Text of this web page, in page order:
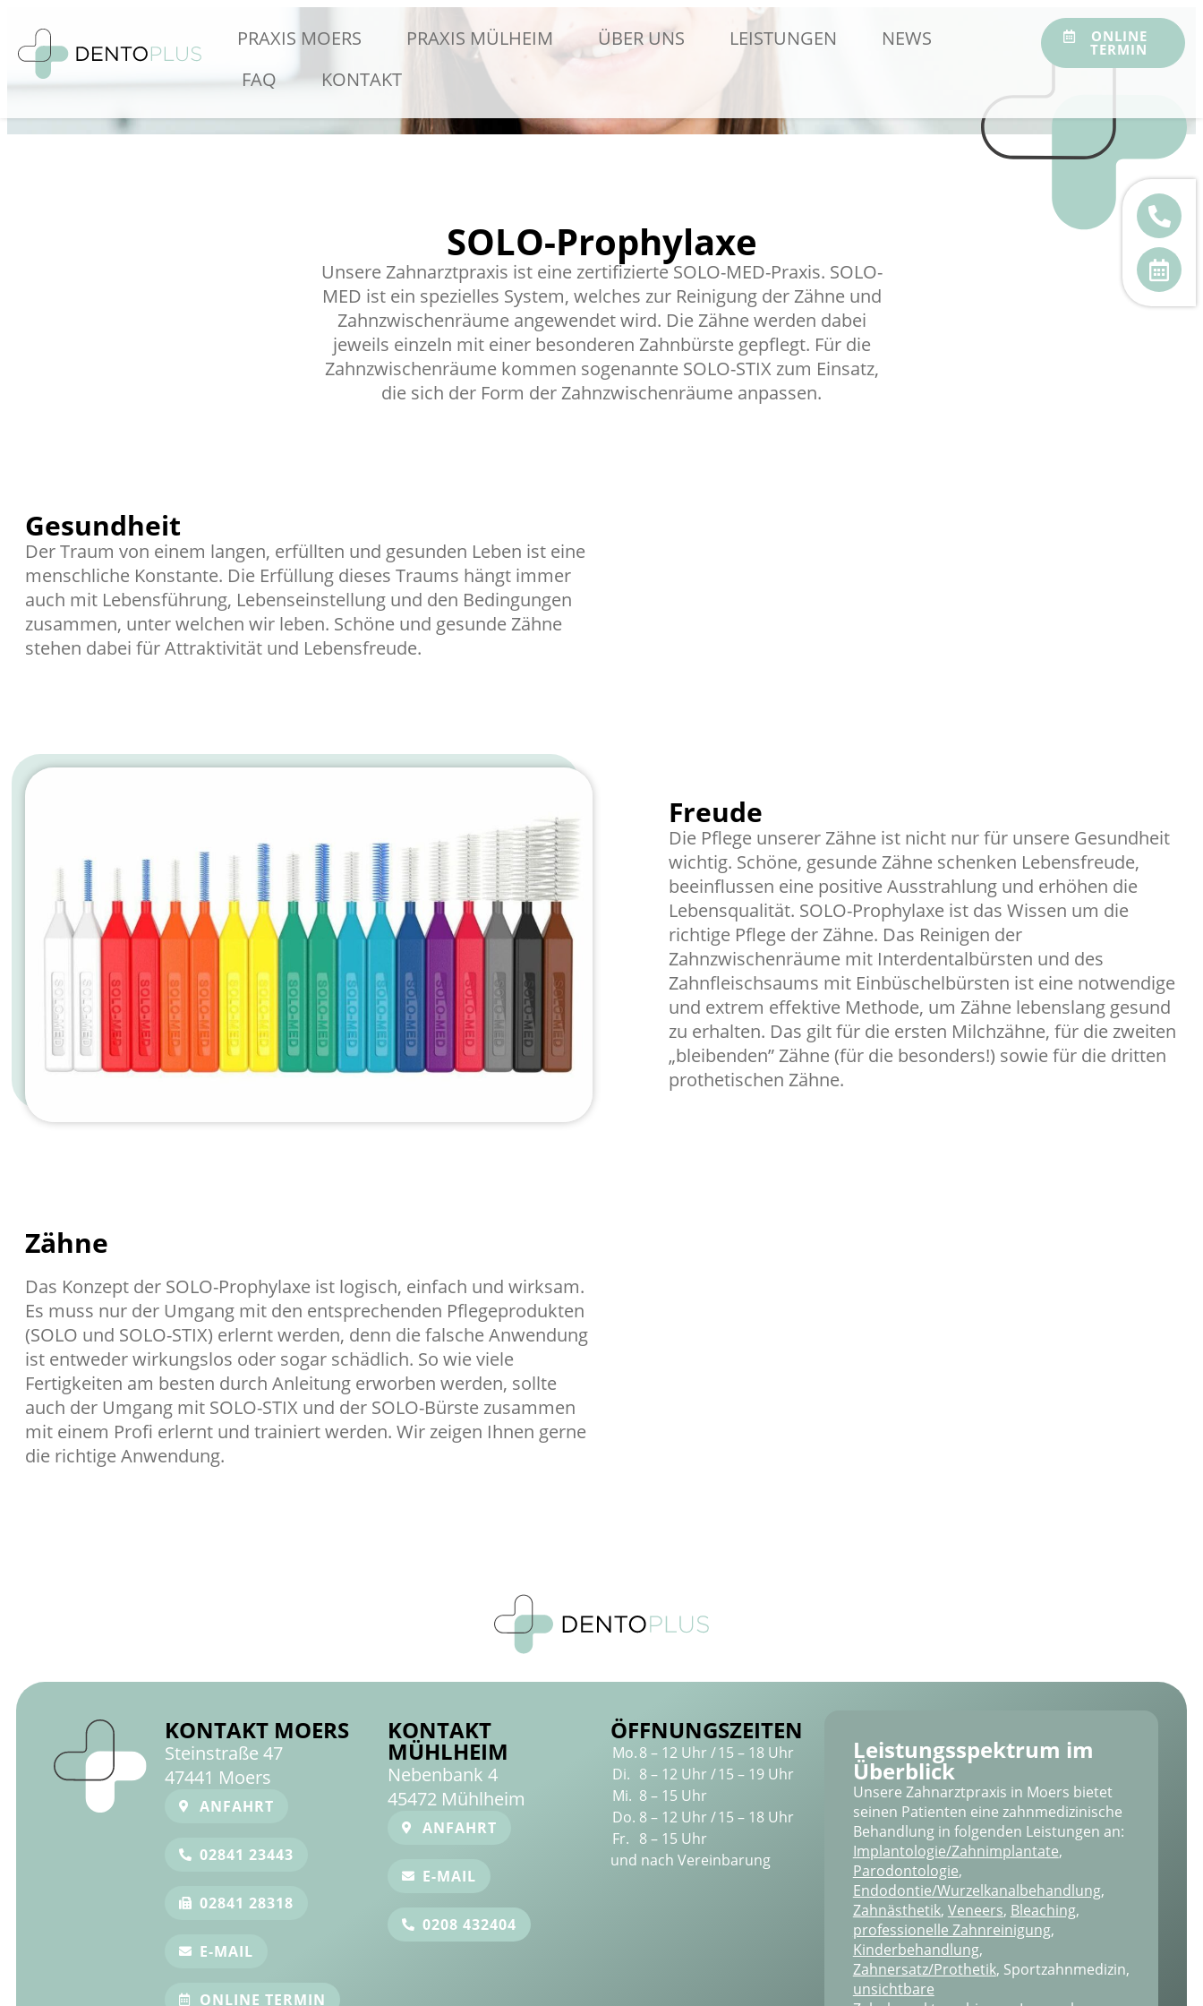
PRAXIS MOERS PRAXIS MÜLHEIM ÜBER UNS LEISTUNGEN
NEWS
FAQ
KONTAKT
ONLINE
TERMIN
SOLO-Prophylaxe
Unsere Zahnarztpraxis ist eine zertifizierte SOLO-MED-Praxis. SOLO-
MED ist ein spezielles System, welches zur Reinigung der Zähne und
Zahnzwischenräume angewendet wird. Die Zähne werden dabei
jeweils einzeln mit einer besonderen Zahnbürste gepflegt. Für die
Zahnzwischenräume kommen sogenannte SOLO-STIX zum Einsatz,
die sich der Form der Zahnzwischenräume anpassen.
Gesundheit
Der Traum von einem langen, erfüllten und gesunden Leben ist eine
menschliche Konstante. Die Erfüllung dieses Traums hängt immer
auch mit Lebensführung, Lebenseinstellung und den Bedingungen
zusammen, unter welchen wir leben. Schöne und gesunde Zähne
stehen dabei für Attraktivität und Lebensfreude.
Freude
Die Pflege unserer Zähne ist nicht nur für unsere Gesundheit
wichtig. Schöne, gesunde Zähne schenken Lebensfreude,
beeinflussen eine positive Ausstrahlung und erhöhen die
Lebensqualität. SOLO-Prophylaxe ist das Wissen um die
richtige Pflege der Zähne. Das Reinigen der
Zahnzwischenräume mit Interdentalbürsten und des
Zahnfleischsaums mit Einbüschelbürsten ist eine notwendige
und extrem effektive Methode, um Zähne lebenslang gesund
zu erhalten. Das gilt für die ersten Milchzähne, für die zweiten
„bleibenden” Zähne (für die besonders!) sowie für die dritten
prothetischen Zähne.
Zähne
Das Konzept der SOLO-Prophylaxe ist logisch, einfach und wirksam.
Es muss nur der Umgang mit den entsprechenden Pflegeprodukten
(SOLO und SOLO-STIX) erlernt werden, denn die falsche Anwendung
ist entweder wirkungslos oder sogar schädlich. So wie viele
Fertigkeiten am besten durch Anleitung erworben werden, sollte
auch der Umgang mit SOLO-STIX und der SOLO-Bürste zusammen
mit einem Profi erlernt und trainiert werden. Wir zeigen Ihnen gerne
die richtige Anwendung.
KONTAKT MOERS
Steinstraße 47
47441 Moers
ANFAHRT
02841 23443
02841 28318
E-MAIL
ONLINE TERMIN
KONTAKT
MÜHLHEIM
Nebenbank 4
45472 Mühlheim
ANFAHRT
E-MAIL
0208 432404
ÖFFNUNGSZEITEN
Mo.8 – 12 Uhr /15 – 18 Uhr
Di. 8 – 12 Uhr /15 – 19 Uhr
Mi. 8 – 15 Uhr
Do. 8 – 12 Uhr /15 – 18 Uhr
Fr. 8 – 15 Uhr
und nach Vereinbarung
Leistungs­spektrum im
Überblick
Unsere Zahnarztpraxis in Moers bietet
seinen Patienten eine zahnmedizinische
Behandlung in folgenden Leistungen an:
Implantologie/Zahnimplantate,
Parodontologie,
Endodontie/Wurzelkanal­behandlung,
Zahnästhetik, Veneers, Bleaching,
professionelle Zahnreinigung,
Kinderbehandlung,
Zahnersatz/Prothetik, Sportzahnmedizin,
unsichtbare